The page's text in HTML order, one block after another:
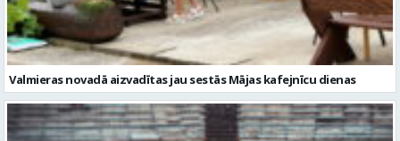
Valmieras novadā aizvadītas jau sestās Mājas kafejnīcu dienas